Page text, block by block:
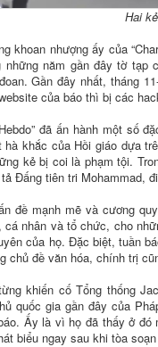
Hai
khoan nhượng ấy của
năm gần đây tờ tạp
Gần đây nhất, tháng
của báo thì bị các
đã ấn hành một số
khắc của Hồi giáo dựa
kẻ bị coi là phạm tội.
Đấng tiên tri Mohammad,
đề mạnh mẽ và cương
nhân và tổ chức, cho
của họ. Đặc biệt, tuần
chủ đề văn hóa, chính trị
từng khiến cố Tổng thống
quốc gia gần đây của
Ấy là vì họ đã thấy ở
biểu ngay sau khi tòa